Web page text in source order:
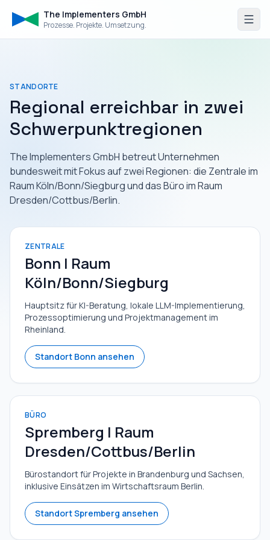
The Implementers GmbH
Prozesse. Projekte. Umsetzung.
STANDORTE
Regional erreichbar in zwei
Schwerpunktregionen
The Implementers GmbH betreut Unternehmen
bundesweit mit Fokus auf zwei Regionen: die Zentrale im
Raum Köln/Bonn/Siegburg und das Büro im Raum
Dresden/Cottbus/Berlin.
ZENTRALE
Bonn | Raum
Köln/Bonn/Siegburg
Hauptsitz für KI-Beratung, lokale LLM-Implementierung,
Prozessoptimierung und Projektmanagement im
Rheinland.
Standort Bonn ansehen
BÜRO
Spremberg | Raum
Dresden/Cottbus/Berlin
Bürostandort für Projekte in Brandenburg und Sachsen,
inklusive Einsätzen im Wirtschaftsraum Berlin.
Standort Spremberg ansehen